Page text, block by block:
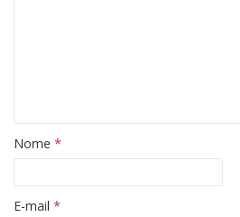
Nome *
E-mail *